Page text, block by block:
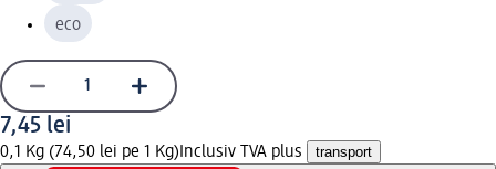
eco
7,45 lei
0,1 Kg (74,50 lei pe 1 Kg) Inclusiv TVA plus transport